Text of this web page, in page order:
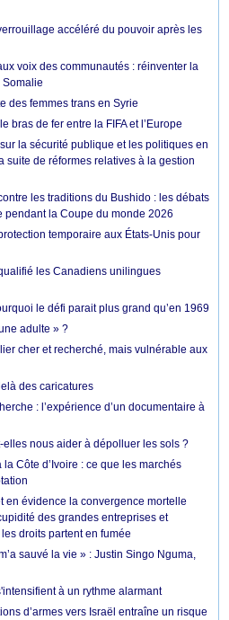
accéléré du pouvoir après les
voix des communautés : réinventer la
des femmes trans en Syrie
bras de fer entre la FIFA et l’Europe
la sécurité publique et les politiques en
suite de réformes relatives à la gestion
les traditions du Bushido : les débats
pendant la Coupe du monde 2026
temporaire aux États-Unis pour
les Canadiens unilingues
le défi parait plus grand qu’en 1969
adulte » ?
cher et recherché, mais vulnérable aux
des caricatures
: l’expérience d’un documentaire à
nous aider à dépolluer les sols ?
Côte d’Ivoire : ce que les marchés
en évidence la convergence mortelle
des grandes entreprises et
droits partent en fumée
sauvé la vie » : Justin Singo Nguma,
à un rythme alarmant
d’armes vers Israël entraîne un risque